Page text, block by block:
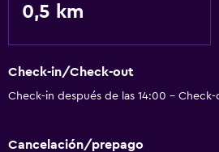
0,5 km
Check-in/Check-out
Check-in después de las 14:00 - Check-
Cancelación/prepago